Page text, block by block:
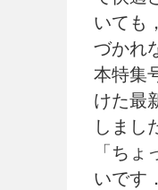
いても
づかれ
本特集
けた最
しまし
「ち
いです．